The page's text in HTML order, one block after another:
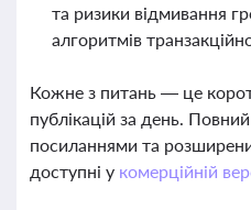
та ризики відмивання
алгоритмів
Кожне з питань — це
публікацій за день.
посиланнями та
доступні у комерційній